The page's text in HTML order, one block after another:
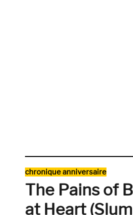
Catégories
chronique anniversaire
The Pains of
at Heart